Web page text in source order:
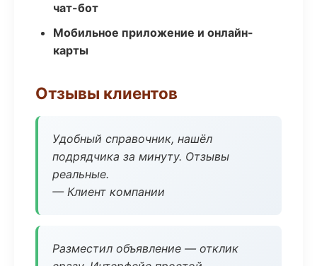
чат-бот
Мобильное приложение и онлайн-
карты
Отзывы клиентов
Удобный справочник, нашёл
подрядчика за минуту. Отзывы
реальные.
— Клиент компании
Разместил объявление — отклик